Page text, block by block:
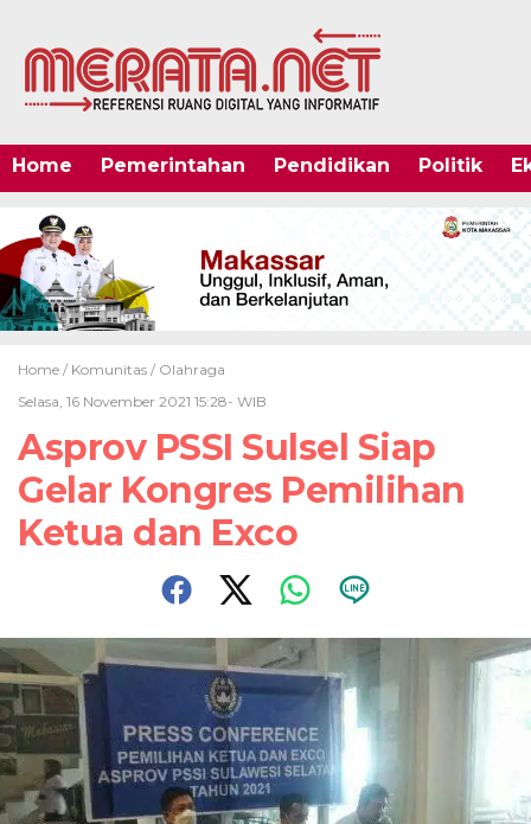
Home Pemerintahan Pendidikan Politik
Home / Komunitas / Olahraga
Selasa, 16 November 2021 15:28- WIB
Asprov PSSI Sulsel Siap
Gelar Kongres Pemilihan
Ketua dan Exco